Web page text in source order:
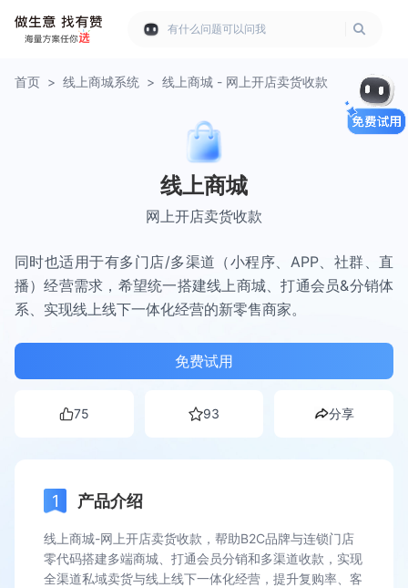
有什么问题可以问我
首页 > 线上商城系统 > 线上商城 - 网上开店卖货收款
线上商城
网上开店卖货收款
同时也适用于有多门店/多渠道（小程序、APP、社群、直
播）经营需求，希望统一搭建线上商城、打通会员&分销体
系、实现线上线下一体化经营的新零售商家。
免费试用
75 93 分享
产品介绍
线上商城-网上开店卖货收款，帮助B2C品牌与连锁门店
零代码搭建多端商城、打通会员分销和多渠道收款，实现
全渠道私域卖货与线上线下一体化经营，提升复购率、客